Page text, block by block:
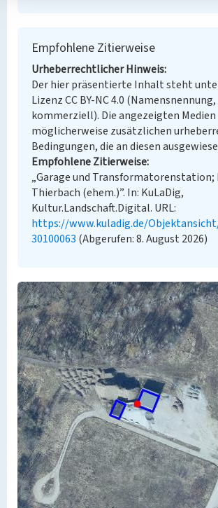
Empfohlene Zitierweise
Urheberrechtlicher Hinweis
Der hier präsentierte Inhalt steht
Lizenz CC BY-NC 4.0
kommerziell). Die angezeigten
möglicherweise zusätzlichen
Bedingungen, die an diesen
Empfohlene Zitierweise
„Garage und
Thierbach (ehem.)”. In: KuLaDig,
Kultur.Landschaft.Digital. URL:
https://www.kuladig.de/
30100063 (Abgerufen: 8. August 2026)